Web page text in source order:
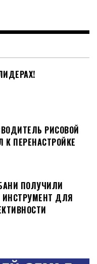
РИСОВОЙ
ПЕРЕНАСТРОЙКЕ
ПОЛУЧИЛИ
ДЛЯ